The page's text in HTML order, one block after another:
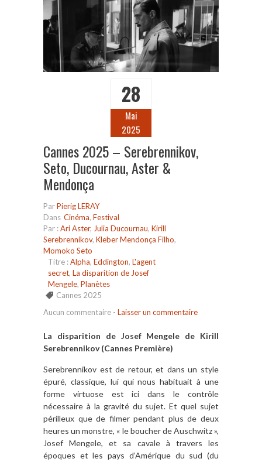
28
Mai
2025
Cannes 2025 – Serebrennikov,
Seto, Ducournau, Aster &
Mendonça
ParPierig LERAY
Dans Cinéma, Festival
Par :Ari Aster, Julia Ducournau, Kirill
Serebrennikov, Kleber Mendonça Filho,
Momoko Seto
Titre :Alpha, Eddington, L'agent
secret, La disparition de Josef
Mengele, Planètes
Cannes 2025
Aucun commentaire - Laisser un commentaire
La disparition de Josef Mengele de Kirill
Serebrennikov (Cannes Première)
Serebrennikov est de retour, et dans un style
épuré, classique, lui qui nous habituait à une
forme virtuose est ici dans le contrôle
nécessaire à la gravité du sujet. Et quel sujet
périlleux que de filmer pendant plus de deux
heures un monstre, « le boucher de Auschwitz »,
Josef Mengele, et sa cavale à travers les
époques et les pays d’Amérique du sud (du